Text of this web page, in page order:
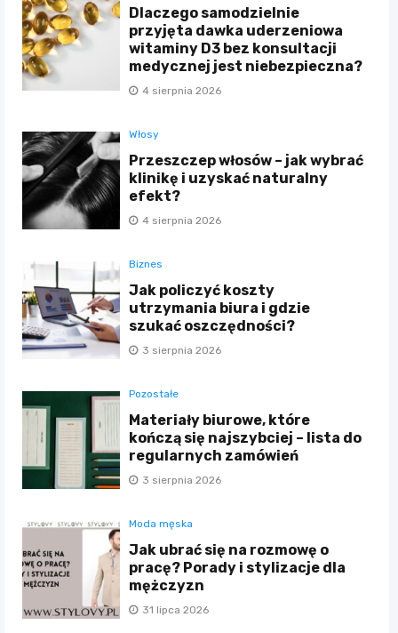
Dlaczego samodzielnie
przyjęta dawka uderzeniowa
witaminy D3 bez konsultacji
medycznej jest niebezpieczna?
4 sierpnia 2026
Włosy
Przeszczep włosów – jak wybrać
klinikę i uzyskać naturalny
efekt?
4 sierpnia 2026
Biznes
Jak policzyć koszty
utrzymania biura i gdzie
szukać oszczędności?
3 sierpnia 2026
Pozostałe
Materiały biurowe, które
kończą się najszybciej – lista do
regularnych zamówień
3 sierpnia 2026
Moda męska
Jak ubrać się na rozmowę o
pracę? Porady i stylizacje dla
mężczyzn
31 lipca 2026